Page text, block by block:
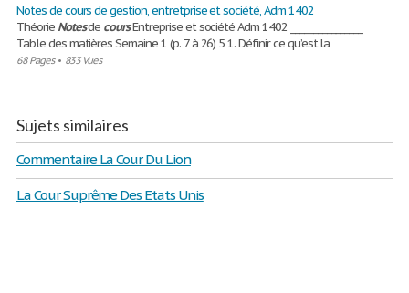
Notes de cours de gestion, entretprise et société, Adm 1402
Théorie Notesde coursEntreprise et société Adm 1402 ________________
Table des matières Semaine 1 (p. 7 à 26) 5 1. Définir ce qu’est la
68 Pages• 833 Vues
Sujets similaires
Commentaire La Cour Du Lion
La Cour Suprême Des Etats Unis